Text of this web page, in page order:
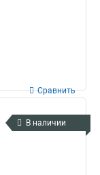
Сравнить
В наличии